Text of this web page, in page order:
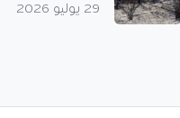
29 يوليو 2026